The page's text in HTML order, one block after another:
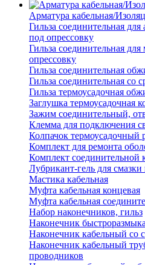
Арматура кабельная/
Гильза соединительная
под опрессовку
Гильза соединительная
опрессовку
Гильза соединительная
Гильза соединительная со
Гильза термоусадочная
Заглушка термоусадочная
Зажим соединительный,
Клемма для подключения
Колпачок термоусадочный
Комплект для ремонта
Комплект соединительной
Лубрикант-гель для смазки
Мастика кабельная
Муфта кабельная концевая
Муфта кабельная
Набор наконечников, гильз
Наконечник
Наконечник кабельный со
Наконечник кабельный
проводников